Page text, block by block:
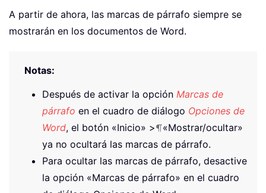
A partir de ahora, las marcas de párrafo siempre se
mostrarán en los documentos de Word.
Notas:
Después de activar la opción Marcas de
párrafo en el cuadro de diálogo Opciones de
Word, el botón «Inicio» >
«Mostrar/ocultar»
ya no ocultará las marcas de párrafo.
Para ocultar las marcas de párrafo, desactive
la opción «Marcas de párrafo» en el cuadro